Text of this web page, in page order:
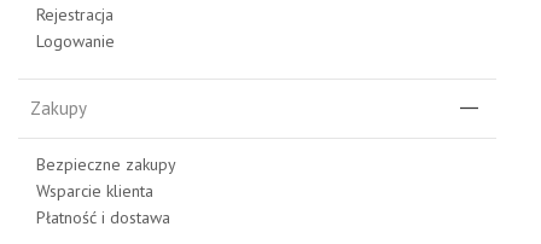
Rejestracja
Logowanie
Zakupy
Bezpieczne zakupy
Wsparcie klienta
Płatność i dostawa